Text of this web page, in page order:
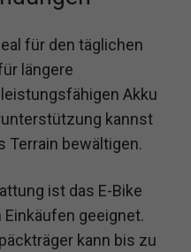
für den täglichen
längere
Akku
kannst
Terrain bewältigen.
ist das E-Bike
geeignet.
kann bis zu